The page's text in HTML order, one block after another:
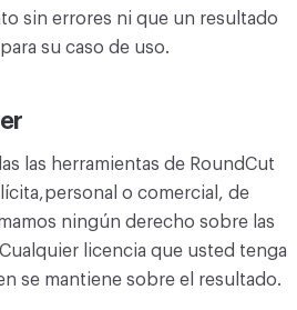
sin errores ni que un resultado
su caso de uso.
las herramientas de RoundCut
o comercial, de
ningún derecho sobre las
licencia que usted tenga
se mantiene sobre el resultado.